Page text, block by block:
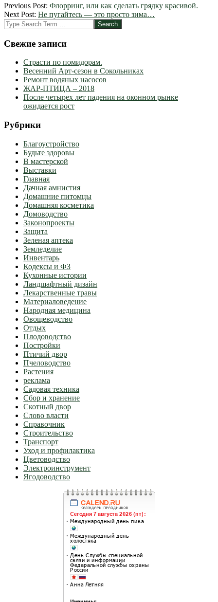
2012-
03-
15
Previous Post: Флорринг, или как сделать грядку красивой.
Next Post: Не пугайтесь — это просто зима…
Search
Свежие записи
Страсти по помидорам.
Весенний Арт-сезон в Сокольниках
Ремонт водяных насосов
ЖАР-ПТИЦА – 2018
После четырех лет падения на оконном рынке
ожидается рост
Рубрики
Благоустройство
Будьте здоровы
В мастерской
Выставки
Главная
Дачная амнистия
Домашние питомцы
Домашняя косметика
Домоводство
Законопроекты
Защита
Зеленая аптека
Земледелие
Инвентарь
Кодексы и ФЗ
Кухонные истории
Ландшафтный дизайн
Лекарственные травы
Материаловедение
Народная медицина
Овощеводство
Отдых
Плодоводство
Постройки
Птичий двор
Пчеловодство
Растения
реклама
Садовая техника
Сбор и хранение
Скотный двор
Слово власти
Справочник
Строительство
Транспорт
Уход и профилактика
Цветоводство
Электроинструмент
Ягодоводство